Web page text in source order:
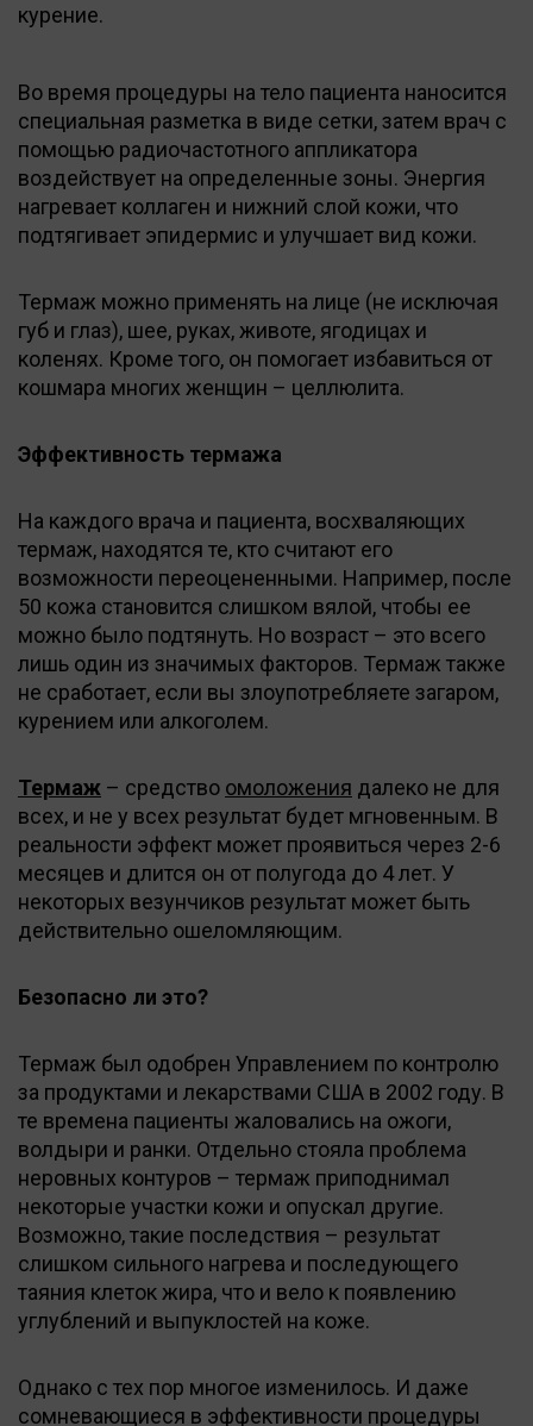
курение.
Во время процедуры на тело пациента наносится
специальная разметка в виде сетки, затем врач с
помощью радиочастотного аппликатора
воздействует на определенные зоны. Энергия
нагревает коллаген и нижний слой кожи, что
подтягивает эпидермис и улучшает вид кожи.
Термаж можно применять на лице (не исключая
губ и глаз), шее, руках, животе, ягодицах и
коленях. Кроме того, он помогает избавиться от
кошмара многих женщин – целлюлита.
Эффективность термажа
На каждого врача и пациента, восхваляющих
термаж, находятся те, кто считают его
возможности переоцененными. Например, после
50 кожа становится слишком вялой, чтобы ее
можно было подтянуть. Но возраст – это всего
лишь один из значимых факторов. Термаж также
не сработает, если вы злоупотребляете загаром,
курением или алкоголем.
Термаж – средство омоложения далеко не для
всех, и не у всех результат будет мгновенным. В
реальности эффект может проявиться через 2-6
месяцев и длится он от полугода до 4 лет. У
некоторых везунчиков результат может быть
действительно ошеломляющим.
Безопасно ли это?
Термаж был одобрен Управлением по контролю
за продуктами и лекарствами США в 2002 году. В
те времена пациенты жаловались на ожоги,
волдыри и ранки. Отдельно стояла проблема
неровных контуров – термаж приподнимал
некоторые участки кожи и опускал другие.
Возможно, такие последствия – результат
слишком сильного нагрева и последующего
таяния клеток жира, что и вело к появлению
углублений и выпуклостей на коже.
Однако с тех пор многое изменилось. И даже
сомневающиеся в эффективности процедуры